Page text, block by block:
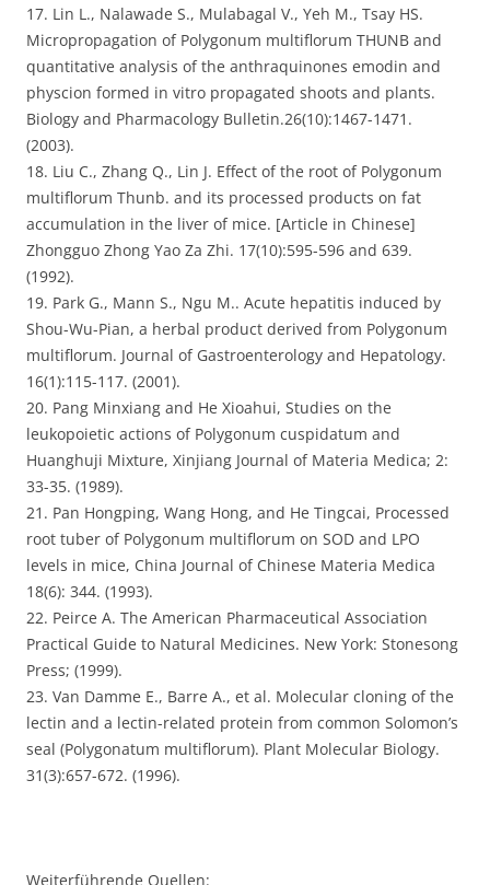
17. Lin L., Nalawade S., Mulabagal V., Yeh M., Tsay HS.
Micropropagation of Polygonum multiflorum THUNB and
quantitative analysis of the anthraquinones emodin and
physcion formed in vitro propagated shoots and plants.
Biology and Pharmacology Bulletin.26(10):1467-1471.
(2003).
18. Liu C., Zhang Q., Lin J. Effect of the root of Polygonum
multiflorum Thunb. and its processed products on fat
accumulation in the liver of mice. [Article in Chinese]
Zhongguo Zhong Yao Za Zhi. 17(10):595-596 and 639.
(1992).
19. Park G., Mann S., Ngu M.. Acute hepatitis induced by
Shou-Wu-Pian, a herbal product derived from Polygonum
multiflorum. Journal of Gastroenterology and Hepatology.
16(1):115-117. (2001).
20. Pang Minxiang and He Xioahui, Studies on the
leukopoietic actions of Polygonum cuspidatum and
Huanghuji Mixture, Xinjiang Journal of Materia Medica; 2:
33-35. (1989).
21. Pan Hongping, Wang Hong, and He Tingcai, Processed
root tuber of Polygonum multiflorum on SOD and LPO
levels in mice, China Journal of Chinese Materia Medica
18(6): 344. (1993).
22. Peirce A. The American Pharmaceutical Association
Practical Guide to Natural Medicines. New York: Stonesong
Press; (1999).
23. Van Damme E., Barre A., et al. Molecular cloning of the
lectin and a lectin-related protein from common Solomon’s
seal (Polygonatum multiflorum). Plant Molecular Biology.
31(3):657-672. (1996).
Weiterführende Quellen: